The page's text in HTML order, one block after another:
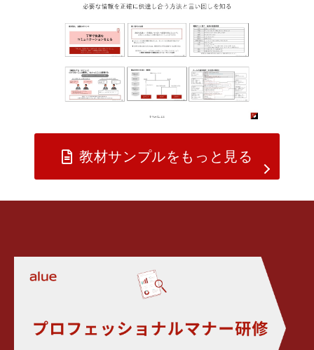
教材サンプルをもっと見る